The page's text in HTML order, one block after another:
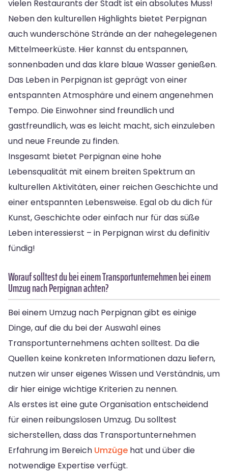
vielen Restaurants der Stadt ist ein absolutes Muss!
Neben den kulturellen Highlights bietet Perpignan
auch wunderschöne Strände an der nahegelegenen
Mittelmeerküste. Hier kannst du entspannen,
sonnenbaden und das klare blaue Wasser genießen.
Das Leben in Perpignan ist geprägt von einer
entspannten Atmosphäre und einem angenehmen
Tempo. Die Einwohner sind freundlich und
gastfreundlich, was es leicht macht, sich einzuleben
und neue Freunde zu finden.
Insgesamt bietet Perpignan eine hohe
Lebensqualität mit einem breiten Spektrum an
kulturellen Aktivitäten, einer reichen Geschichte und
einer entspannten Lebensweise. Egal ob du dich für
Kunst, Geschichte oder einfach nur für das süße
Leben interessierst – in Perpignan wirst du definitiv
fündig!
Worauf solltest du bei einem Transportunternehmen bei einem
Umzug nach Perpignan achten?
Bei einem Umzug nach Perpignan gibt es einige
Dinge, auf die du bei der Auswahl eines
Transportunternehmens achten solltest. Da die
Quellen keine konkreten Informationen dazu liefern,
nutzen wir unser eigenes Wissen und Verständnis, um
dir hier einige wichtige Kriterien zu nennen.
Als erstes ist eine gute Organisation entscheidend
für einen reibungslosen Umzug. Du solltest
sicherstellen, dass das Transportunternehmen
Erfahrung im Bereich Umzüge hat und über die
notwendige Expertise verfügt.